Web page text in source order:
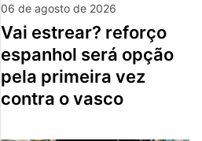
06 de agosto de 2026
vai estrear? reforço
espanhol será opção
pela primeira vez
contra o vasco